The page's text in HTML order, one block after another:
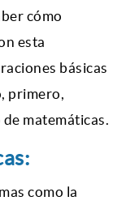
cómo
esta
básicas
primero,
matemáticas.
como la